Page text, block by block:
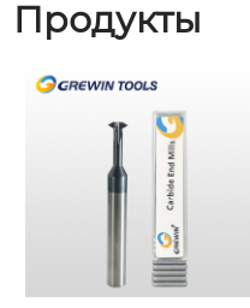
Продукты